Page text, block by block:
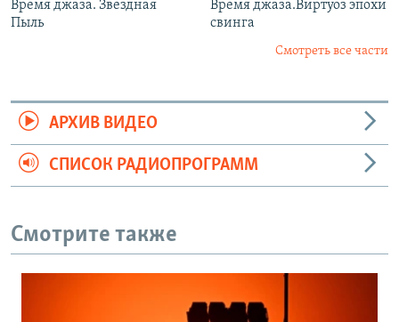
Время джаза. Звездная
Пыль
Время джаза.Виртуоз эпохи
свинга
Смотреть все части
АРХИВ ВИДЕО
СПИСОК РАДИОПРОГРАММ
Смотрите также